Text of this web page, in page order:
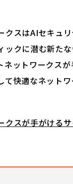
スはAIセキュリ
ックに潜む新た
ネットワークス
て快適なネット
クスが手がける